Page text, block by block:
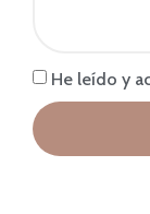
He leído y